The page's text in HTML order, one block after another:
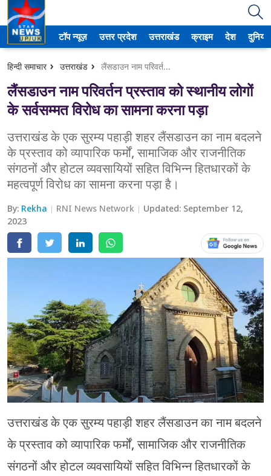
टॉप न्यूज़ उत्तर प्रदेश उत्तराखंड क्राइम देश दुनिया
हिन्दी समाचार उत्तराखंड लैंसडाउन नाम परिवर्तन प्रस्ताव को स्थानीय लोगों के सर्वसम्मत विरोध का सामना करना पड़ा
लैंसडाउन नाम परिवर्तन प्रस्ताव को स्थानीय लोगों
के सर्वसम्मत विरोध का सामना करना पड़ा
उत्तराखंड के एक सुरम्य पहाड़ी शहर लैंसडाउन का नाम बदलने
के प्रस्ताव को व्यापारिक फर्मों, सामाजिक और राजनीतिक
संगठनों और होटल व्यवसायियों सहित विभिन्न हितधारकों के
महत्वपूर्ण विरोध का सामना करना पड़ा है।
By: Rekha RNI News Network Updated: September 12,
2023
उत्तराखंड के एक सुरम्य पहाड़ी शहर लैंसडाउन का नाम बदलने
के प्रस्ताव को व्यापारिक फर्मों, सामाजिक और राजनीतिक
संगठनों और होटल व्यवसायियों सहित विभिन्न हितधारकों के
उत्तर प्रदेश
आगरा
कानपुर
प्रयागराज
मेरठ
लखनऊ
उत्तराखंड
चमोली
देहरादून
नैनीताल
बागेश्वर
हरिद्वार